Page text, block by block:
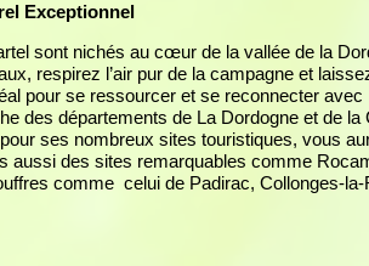
Exceptionnel
sont nichés au cœur de la vallée de la
respirez l’air pur de la campagne et
pour se ressourcer et se reconnecter
des départements de La Dordogne et de
ses nombreux sites touristiques, vous
aussi des sites remarquables comme
comme celui de Padirac, Collonges-